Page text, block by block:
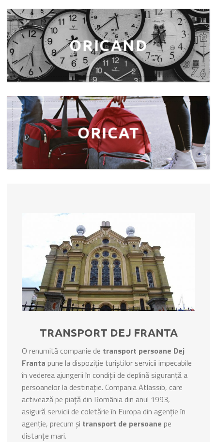
ORICAND
ORICAT
TRANSPORT DEJ FRANTA
O renumită companie de transport persoane Dej
Franta pune la dispoziție turiștilor servicii impecabile
în vederea ajungerii în condiții de deplină siguranță a
persoanelor la destinație. Compania Atlassib, care
activează pe piață din România din anul 1993,
asigură servicii de coletărie în Europa din agenție în
agenție, precum și transport de persoane pe
distanțe mari.